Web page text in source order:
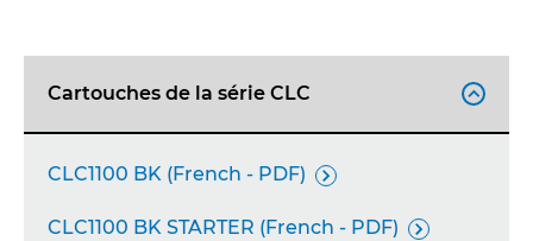
Cartouches de la série CLC 
CLC1100 BK (French - PDF) 
CLC1100 BK STARTER (French - PDF) 